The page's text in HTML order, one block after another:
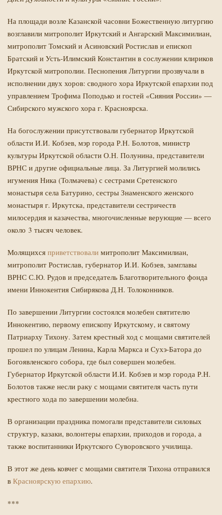
На площади возле Казанской часовни Божественную литургию
возглавили митрополит Иркутский и Ангарский Максимилиан,
митрополит Томский и Асиновский Ростислав и епископ
Братский и Усть-Илимский Константин в сослужении клириков
Иркутской митрополии. Песнопения Литургии прозвучали в
исполнении двух хоров: сводного хора Иркутской епархии под
управлением Трофима Поподько и гостей «Сияния России» —
Сибирского мужского хора г. Красноярска.
На богослужении присутствовали губернатор Иркутской
области И.И. Кобзев, мэр города Р.Н. Болотов, министр
культуры Иркутской области О.Н. Полунина, представители
ВРНС и другие официальные лица. За Литургией молились
игумения Ника (Толмачева) с сестрами Сретенского
монастыря села Батурино, сестры Знаменского женского
монастыря г. Иркутска, представители сестричеств
милосердия и казачества, многочисленные верующие — всего
около 3 тысяч человек.
Молящихся приветствовали митрополит Максимилиан,
митрополит Ростислав, губернатор И.И. Кобзев, замглавы
ВРНС С.Ю. Рудов и председатель Благотворительного фонда
имени Иннокентия Сибирякова Д.Н. Толоконников.
По завершении Литургии состоялся молебен святителю
Иннокентию, первому епископу Иркутскому, и святому
Патриарху Тихону. Затем крестный ход с мощами святителей
прошел по улицам Ленина, Карла Маркса и Сухэ-Батора до
Богоявленского собора, где был совершен молебен.
Губернатор Иркутской области И.И. Кобзев и мэр города Р.Н.
Болотов также несли раку с мощами святителя часть пути
крестного хода по завершении молебна.
В организации праздника помогали представители силовых
структур, казаки, волонтеры епархии, приходов и города, а
также воспитанники Иркутского Суворовского училища.
В этот же день ковчег с мощами святителя Тихона отправился
в Красноярскую епархию.
***